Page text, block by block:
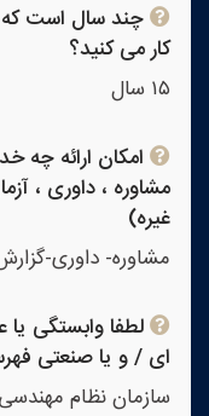
چند سال است که
کار می کنید؟
۱۵ سال
امکان ارائه چه
مشاوره ، داوری ،
غیره)
مشاوره- داوری-
لطفا وابستگی
ای / و یا صنعتی
سازمان نظام مهندسی